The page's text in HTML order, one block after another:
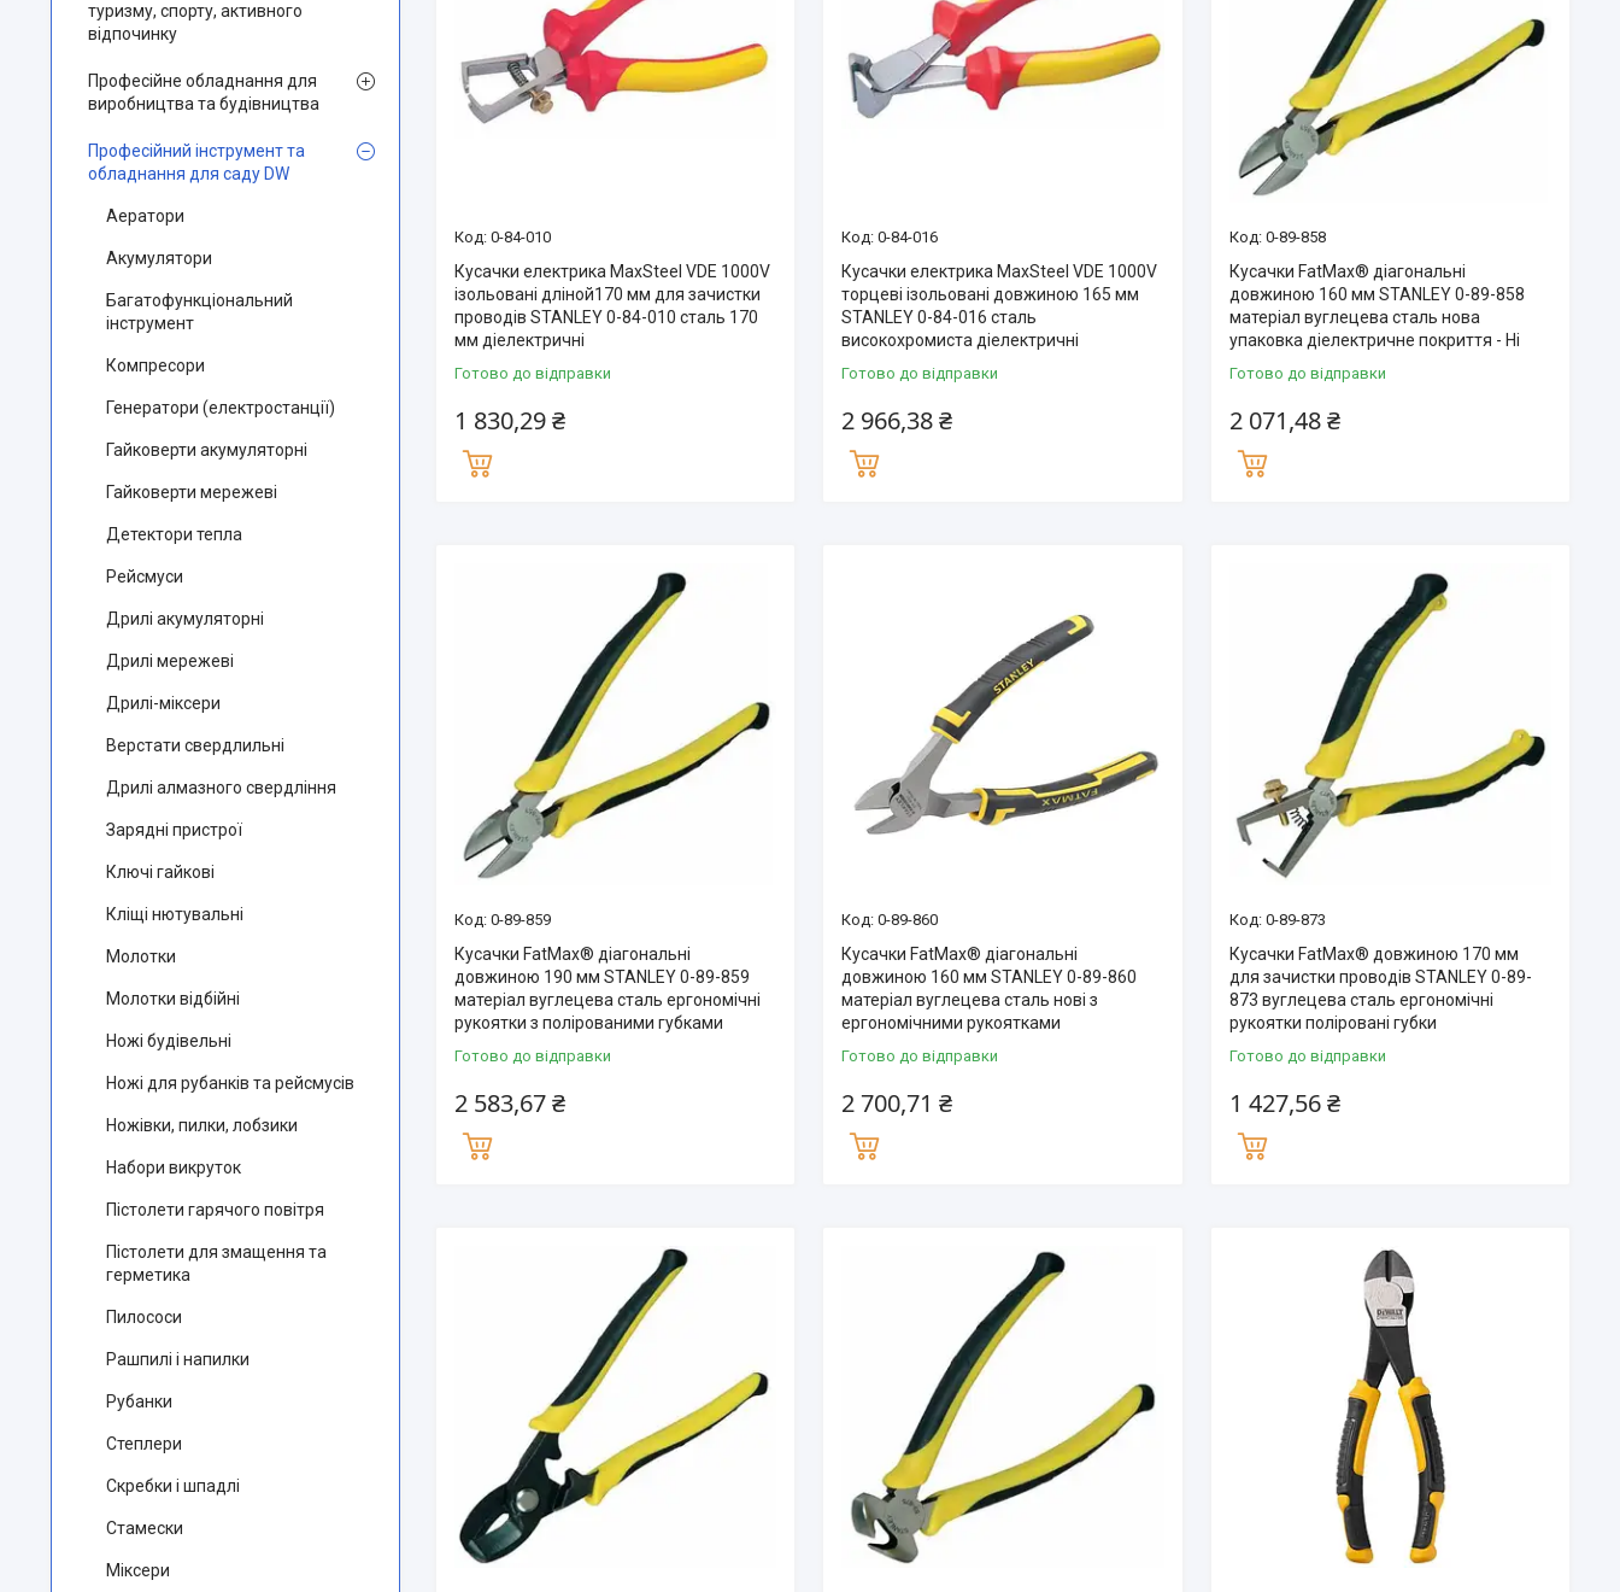
0-84-010
Кусачки електрика MaxSteel VDE 1000V
ізольовані дліной170 мм для зачистки
проводів STANLEY 0-84-010 сталь 170
мм діелектричні
Готово до відправки
1 830,29 ₴
0-84-016
Кусачки електрика MaxSteel VDE 1000V
торцеві ізольовані довжиною 165 мм
STANLEY 0-84-016 сталь
високохромиста діелектричні
Готово до відправки
2 966,38 ₴
0-89-858
Кусачки FatMax® діагональні
довжиною 160 мм STANLEY 0-89-858
матеріал вуглецева сталь нова
упаковка діелектричне покриття - Ні
Готово до відправки
2 071,48 ₴
0-89-859
Кусачки FatMax® діагональні
довжиною 190 мм STANLEY 0-89-859
матеріал вуглецева сталь ергономічні
рукоятки з полірованими губками
Готово до відправки
2 583,67 ₴
0-89-860
Кусачки FatMax® діагональні
довжиною 160 мм STANLEY 0-89-860
матеріал вуглецева сталь нові з
ергономічними рукоятками
Готово до відправки
2 700,71 ₴
0-89-873
Кусачки FatMax® довжиною 170 мм
для зачистки проводів STANLEY 0-89-
873 вуглецева сталь ергономічні
рукоятки поліровані губки
Готово до відправки
1 427,56 ₴
туризму, спорту, активного
відпочинку
Професійне обладнання для
виробництва та будівництва
Професійний інструмент та
обладнання для саду DW
Аератори
Акумулятори
Багатофункціональний
інструмент
Компресори
Генератори (електростанції)
Гайковерти акумуляторні
Гайковерти мережеві
Детектори тепла
Рейсмуси
Дрилі акумуляторні
Дрилі мережеві
Дрилі-міксери
Верстати свердлильні
Дрилі алмазного свердління
Зарядні пристрої
Ключі гайкові
Кліщі нютувальні
Молотки
Молотки відбійні
Ножі будівельні
Ножі для рубанків та рейсмусів
Ножівки, пилки, лобзики
Набори викруток
Пістолети гарячого повітря
Пістолети для змащення та
герметика
Пилососи
Рашпилі і напилки
Рубанки
Степлери
Скребки і шпадлі
Стамески
Міксери